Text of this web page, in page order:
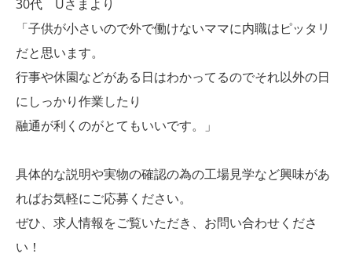
30代 Uさまより
「子供が小さいので外で働けないママに内職はピッタリ
だと思います。
行事や休園などがある日はわかってるのでそれ以外の日
にしっかり作業したり
融通が利くのがとてもいいです。」
具体的な説明や実物の確認の為の工場見学など興味があ
ればお気軽にご応募ください。
ぜひ、求人情報をご覧いただき、お問い合わせくださ
い！